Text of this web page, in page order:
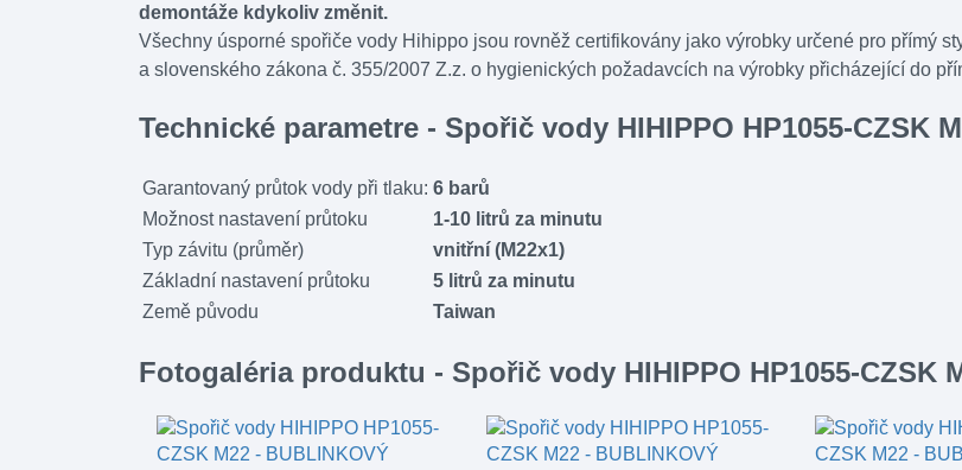
demontáže kdykoliv změnit.
Všechny úsporné spořiče vody Hihippo jsou rovněž certifikovány jako výrobky určené pro přímý
a slovenského zákona č. 355/2007 Z.z. o hygienických požadavcích na výrobky přicházející do
Technické parametre - Spořič vody HIHIPPO HP1055-CZSK
Garantovaný průtok vody při tlaku: 6 barů
Možnost nastavení průtoku
1-10 litrů za minutu
Typ závitu (průměr)
vnitřní (M22x1)
Základní nastavení průtoku
5 litrů za minutu
Země původu
Taiwan
Fotogaléria produktu - Spořič vody HIHIPPO HP1055-CZSK